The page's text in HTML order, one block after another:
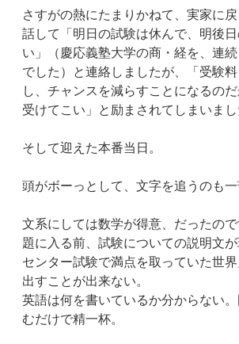
さすがの熱にたまりかねて、実家に
話して「明日の試験は休んで、明後
い」（慶応義塾大学の商・経を、連
でした）と連絡しましたが、「受験
し、チャンスを減らすことになるの
受けてこい」と励まされてしまいまし
そして迎えた本番当日。
頭がボーっとして、文字を追うのも一
文系にしては数学が得意、だったの
題に入る前、試験についての説明文が
センター試験で満点を取っていた世
出すことが出来ない。
英語は何を書いているか分からない
むだけで精一杯。